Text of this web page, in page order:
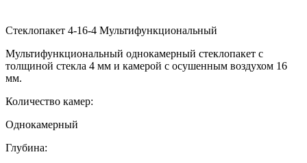
Стеклопакет 4-16-4 Мультифункциональный
Мультифункциональный однокамерный стеклопакет с
толщиной стекла 4 мм и камерой с осушенным воздухом 16
мм.
Количество камер:
Однокамерный
Глубина: